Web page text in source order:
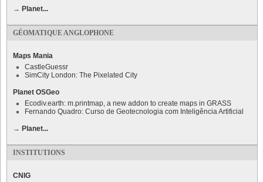
→ Planet...
GÉOMATIQUE ANGLOPHONE
Maps Mania
CastleGuessr
SimCity London: The Pixelated City
Planet OSGeo
Ecodiv.earth: m.printmap, a new addon to create maps in GRASS
Fernando Quadro: Curso de Geotecnologia com Inteligência Artificial
→ Planet...
INSTITUTIONS
CNIG